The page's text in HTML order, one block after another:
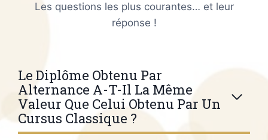
Les questions les plus courantes… et leur
réponse !
Le Diplôme Obtenu Par
Alternance A-T-Il La Même
Valeur Que Celui Obtenu Par Un
Cursus Classique ?